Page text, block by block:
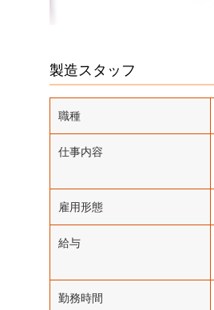
製造スタッフ
職種
仕事内容
雇用形態
給与
勤務時間